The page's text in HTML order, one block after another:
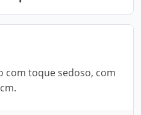
com toque sedoso, com